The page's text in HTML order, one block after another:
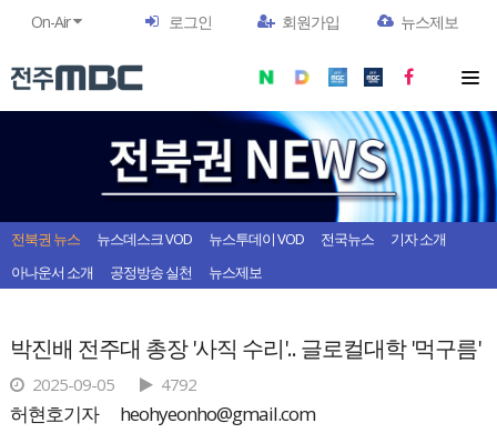
On-Air 로그인 회원가입 뉴스제보
전북권 뉴스 뉴스데스크 VOD 뉴스투데이 VOD 전국뉴스
기자 소개
아나운서 소개
공정방송 실천 뉴스제보
박진배 전주대 총장 '사직 수리'.. 글로컬대학 '먹구름'
2025-09-05 4792
허현호기자 heohyeonho@gmail.com